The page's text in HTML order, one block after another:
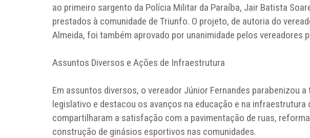
ao primeiro sargento da Polícia Militar da Paraíba, Jair Batista
prestados à comunidade de Triunfo. O projeto, de autoria do
Almeida, foi também aprovado por unanimidade pelos vereadores
Assuntos Diversos e Ações de Infraestrutura
Em assuntos diversos, o vereador Júnior Fernandes parabenizou
legislativo e destacou os avanços na educação e na
compartilharam a satisfação com a pavimentação de ruas,
construção de ginásios esportivos nas comunidades.